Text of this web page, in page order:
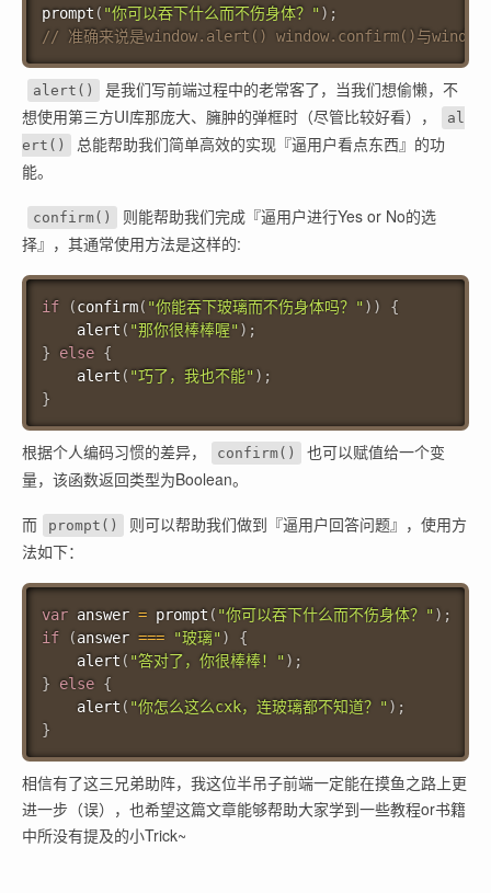
prompt ( "你可以吞下什么而不伤身体？") ;
// 准确来说是window.alert() window.confirm()与
alert()
是我们写前端过程中的老常客了，当我们想偷懒，不
想使用第三方UI库那庞大、臃肿的弹框时（尽管比较好看），
al
ert()
总能帮助我们简单高效的实现『逼用户看点东西』的功
能。
confirm()
则能帮助我们完成『逼用户进行Yes or No的选
择』，其通常使用方法是这样的:
if (confirm( "你能吞下玻璃而不伤身体吗？") )
{
alert ( "那你很棒棒喔") ;
}
else {
alert ( "巧了，我也不能") ;
}
根据个人编码习惯的差异， confirm()
也可以赋值给一个变
量，该函数返回类型为Boolean。
而 prompt()
则可以帮助我们做到『逼用户回答问题』，使用方
法如下：
var answer = prompt ( "你可以吞下什么而不伤身体？") ;
if
(answer === "玻璃")
{
alert ( "答对了，你很棒棒！") ;
}
else {
alert ( "你怎么这么cxk，连玻璃都不知道？") ;
}
相信有了这三兄弟助阵，我这位半吊子前端一定能在摸鱼之路上更
进一步（误），也希望这篇文章能够帮助大家学到一些教程or书籍
中所没有提及的小Trick~